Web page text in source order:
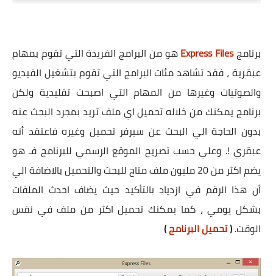
برنامجExpress Filesهو من البرامج الفريدة التي تقوم بمهام
عبقرية ، فقد تشاهد مئات البرامج التي تقوم بتشغيل الفيديو
والصوتيات وغيرها من المهام التي اصبحت تقليدية ولكن
برنامج يمكنك من خلاله تحميل اي ملف تريد بمجرد البحث عنه
بدون الحاجة الي البحث عن سيرفر تحميل وغيره فاعتقد أنه
عبقري !. وعلي حسب تصريح الموقع الرسمي للبرنامج فـ هو
يضم اكثر من 20 مليون ملف متاح للبحث والتحميل بالاضافة الي
أن هذا الرقم في ازدياد بالتأكيد حيث يضاف احدث الملفات
بشكل يومي ، كما يمكنك تحميل اكثر من ملف في نفس
الوقت.(تحميل البرنامج)